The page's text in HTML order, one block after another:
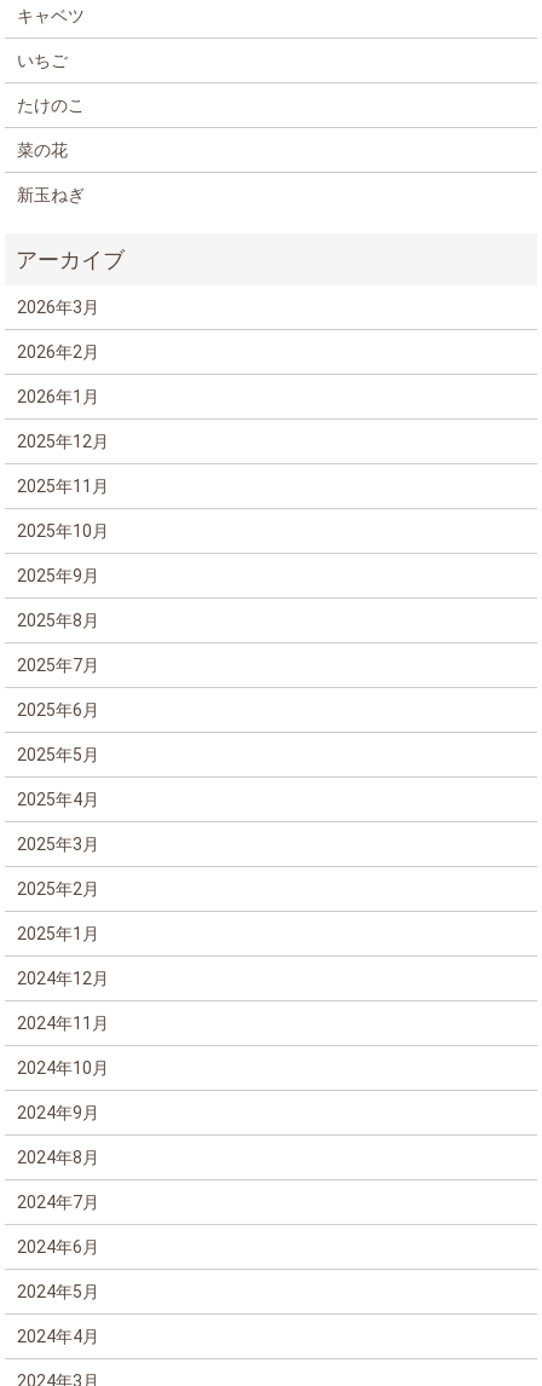
キャベツ
いちご
たけのこ
菜の花
新玉ねぎ
2026年3月
2026年2月
2026年1月
2025年12月
2025年11月
2025年10月
2025年9月
2025年8月
2025年7月
2025年6月
2025年5月
2025年4月
2025年3月
2025年2月
2025年1月
2024年12月
2024年11月
2024年10月
2024年9月
2024年8月
2024年7月
2024年6月
2024年5月
2024年4月
2024年3月